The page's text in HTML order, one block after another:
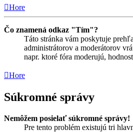
Hore
Čo znamená odkaz "Tím"?
Táto stránka vám poskytuje
administrátorov a moderátorov
napr. ktoré fóra moderujú,
Hore
Súkromné správy
Nemôžem posielať súkromné správy!
Pre tento problém existujú tri